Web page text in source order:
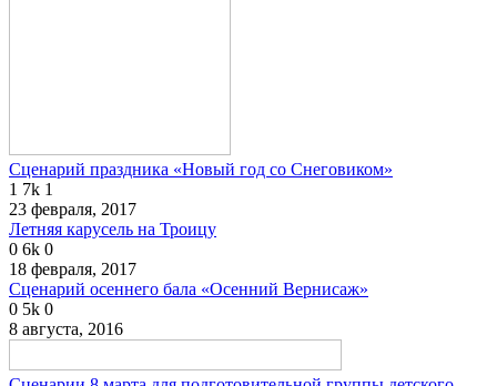
Сценарий праздника «Новый год со Снеговиком»
1 7k 1
23 февраля, 2017
Летняя карусель на Троицу
0 6k 0
18 февраля, 2017
Сценарий осеннего бала «Осенний Вернисаж»
0 5k 0
8 августа, 2016